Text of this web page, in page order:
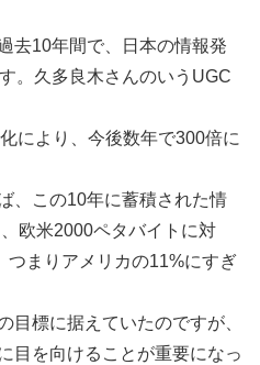
去10年間で、日本の情報発
。久多良木さんのいうUGC
により、今後数年で300倍に
、この10年に蓄積された情
欧米2000ペタバイトに対
つまりアメリカの11%にすぎ
目標に据えていたのですが、
目を向けることが重要になっ